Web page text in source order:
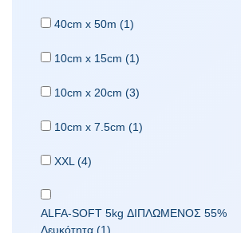
40cm x 50m (1)
10cm x 15cm (1)
10cm x 20cm (3)
10cm x 7.5cm (1)
XXL (4)
ALFA-SOFT 5kg ΔΙΠΛΩΜΕΝΟΣ 55%
Λευκότητα (1)